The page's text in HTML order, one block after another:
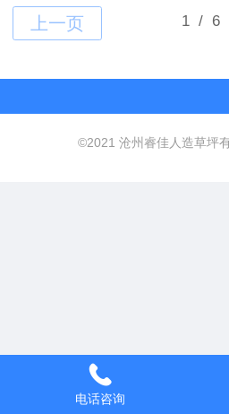
©2021 沧州睿佳人造草坪
电话咨询